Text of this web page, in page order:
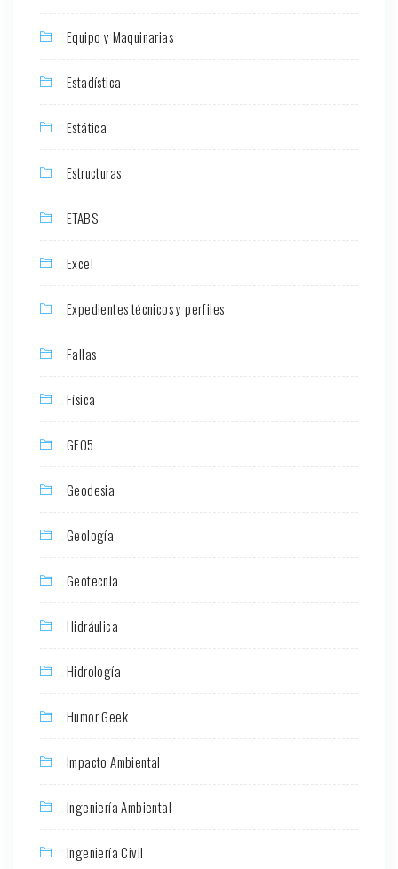
Equipo y Maquinarias
Estadística
Estática
Estructuras
ETABS
Excel
Expedientes técnicos y perfiles
Fallas
Física
GEO5
Geodesia
Geología
Geotecnia
Hidráulica
Hidrología
Humor Geek
Impacto Ambiental
Ingeniería Ambiental
Ingeniería Civil